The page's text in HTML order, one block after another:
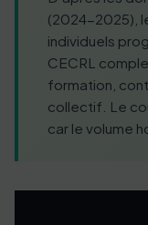
(2024-2025),
individuels
CECRL
formation,
collectif. Le
car le volume